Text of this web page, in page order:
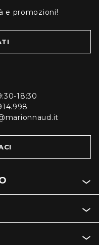
e promozioni!
18:30